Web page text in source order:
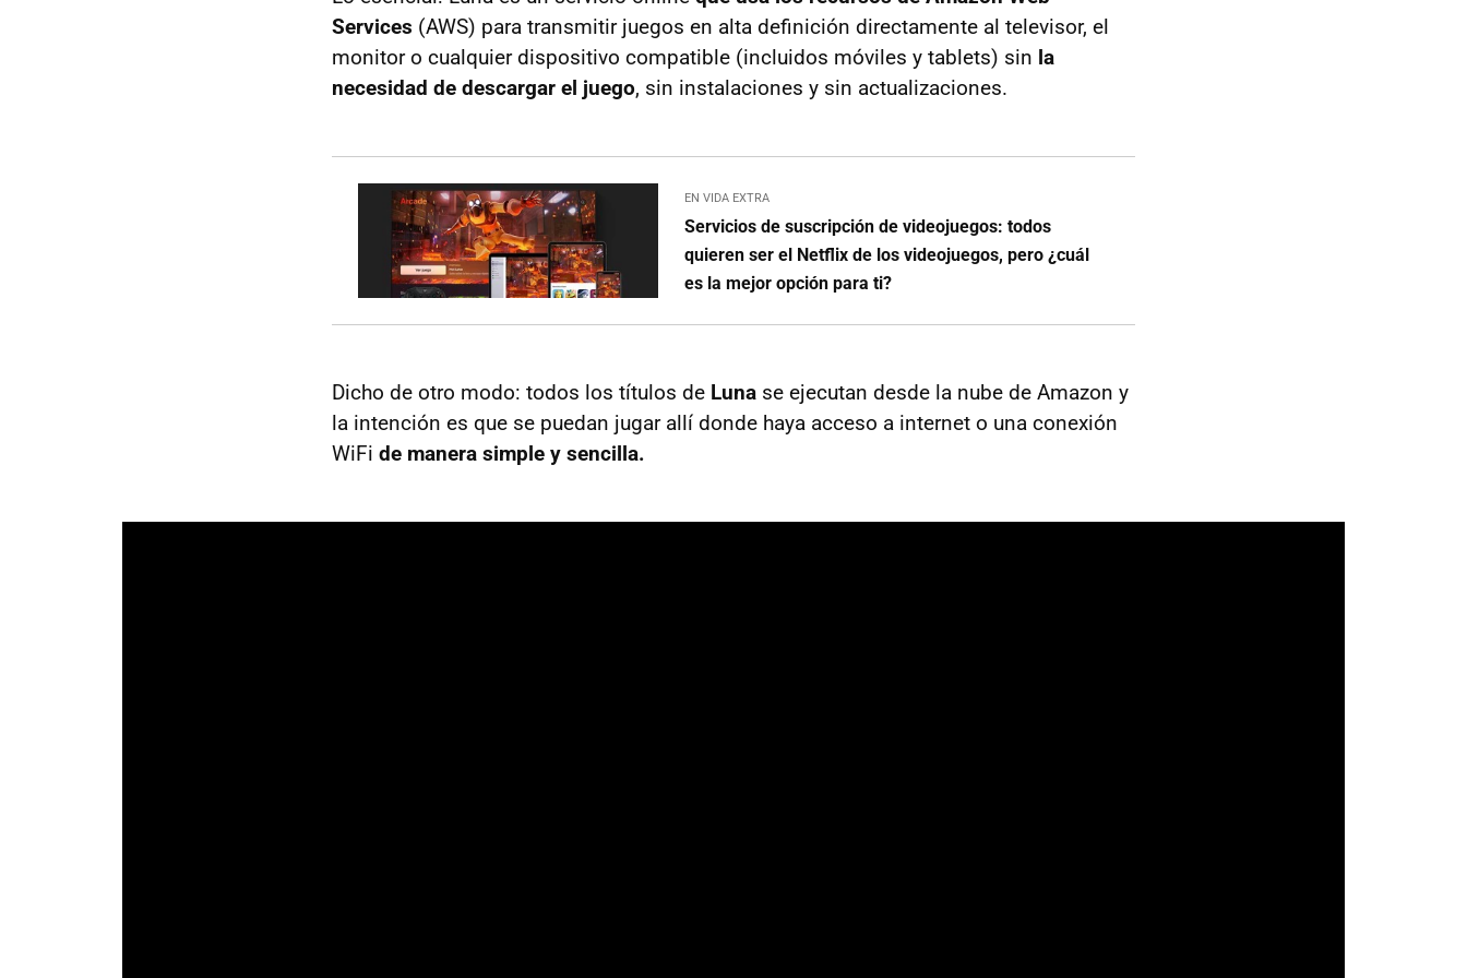
Services (AWS) para transmitir juegos en alta definición directamente al televisor, el
monitor o cualquier dispositivo compatible (incluidos móviles y tablets) sin la
necesidad de descargar el juego, sin instalaciones y sin actualizaciones.
EN VIDA EXTRA
Servicios de suscripción de videojuegos: todos
quieren ser el Netflix de los videojuegos, pero ¿cuál
es la mejor opción para ti?
Dicho de otro modo: todos los títulos de Luna se ejecutan desde la nube de Amazon y
la intención es que se puedan jugar allí donde haya acceso a internet o una conexión
WiFi de manera simple y sencilla.